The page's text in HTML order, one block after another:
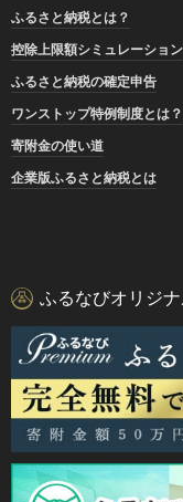
ふるさと納税とは？
控除上限額シミュレーション
ふるさと納税の確定申告
ワンストップ特例制度とは？
寄附金の使い道
企業版ふるさと納税とは
ふるなびオリジ